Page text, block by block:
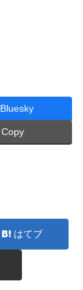
Bluesky
Copy
はてブ